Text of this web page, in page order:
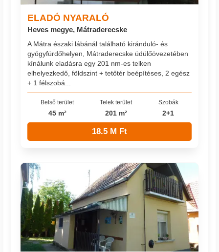
ELADÓ NYARALÓ
Heves megye, Mátraderecske
A Mátra északi lábánál található kiránduló- és
gyógyfürdőhelyen, Mátraderecske üdülőövezetében
kínálunk eladásra egy 201 nm-es telken
elhelyezkedő, földszint + tetőtér beépítéses, 2 egész
+ 1 félszobá...
Belső terület
45 m²
Telek terület
201 m²
Szobák
2+1
18.5 M Ft